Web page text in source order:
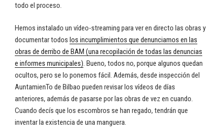
todo el proceso.
Hemos instalado un vídeo-streaming para ver en directo las obras y
documentar todos los incumplimientos que denunciamos en las
obras de derribo de BAM (una recopilación de todas las denuncias
e informes municipales). Bueno, todos no, porque algunos quedan
ocultos, pero se lo ponemos fácil. Además, desde inspección del
AuntamienTo de Bilbao pueden revisar los vídeos de días
anteriores, además de pasarse por las obras de vez en cuando.
Cuando decís que los escombros se han regado, tendrán que
inventar la existencia de una manguera.